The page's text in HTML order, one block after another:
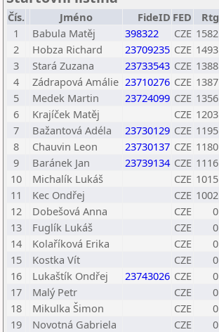
Čís. Jméno FideID FED Rtg
1
Babula Matěj 398322 CZE 1582
2
Hobza Richard 23709235 CZE 1493
3
Stará Zuzana 23733543 CZE 1388
4
Zádrapová Amálie 23710276 CZE 1387
5
Medek Martin 23724099 CZE 1356
6
Krajíček Matěj CZE 1203
7
Bažantová Adéla 23730129 CZE 1195
8
Chauvin Leon 23730137 CZE 1180
9
Baránek Jan 23739134 CZE 1116
10
Michalík Lukáš CZE 1015
11
Kec Ondřej CZE 1002
12
Dobešová Anna CZE 0
13
Fuglík Lukáš CZE 0
14
Kolaříková Erika CZE 0
15
Kostka Vít CZE 0
16
Lukaštík Ondřej 23743026 CZE 0
17
Malý Petr CZE 0
18
Mikulka Šimon CZE 0
19
Novotná Gabriela CZE 0